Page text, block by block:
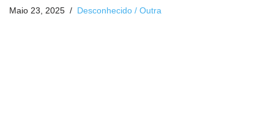
Maio 23, 2025 Desconhecido / Outra